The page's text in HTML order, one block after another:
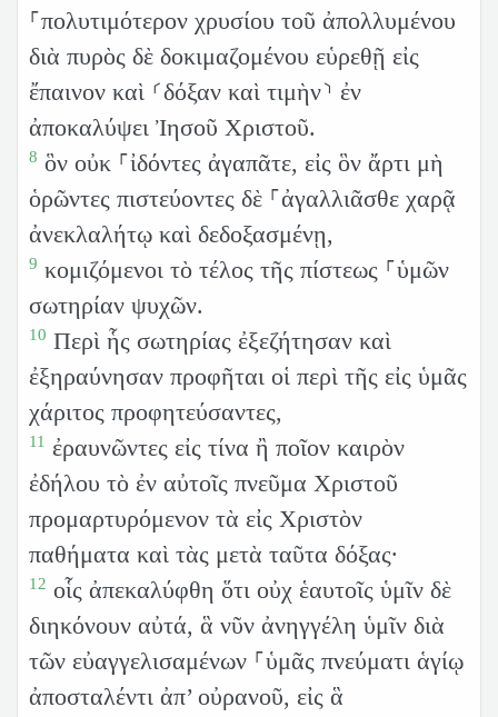
⸀πολυτιμότερον χρυσίου τοῦ ἀπολλυμένου
διὰ πυρὸς δὲ δοκιμαζομένου εὑρεθῇ εἰς
ἔπαινον καὶ ⸂δόξαν καὶ τιμὴν⸃ ἐν
ἀποκαλύψει Ἰησοῦ Χριστοῦ.
8 ὃν οὐκ ⸀ἰδόντες ἀγαπᾶτε, εἰς ὃν ἄρτι μὴ
ὁρῶντες πιστεύοντες δὲ ⸀ἀγαλλιᾶσθε χαρᾷ
ἀνεκλαλήτῳ καὶ δεδοξασμένῃ,
9 κομιζόμενοι τὸ τέλος τῆς πίστεως ⸀ὑμῶν
σωτηρίαν ψυχῶν.
10 Περὶ ἧς σωτηρίας ἐξεζήτησαν καὶ
ἐξηραύνησαν προφῆται οἱ περὶ τῆς εἰς ὑμᾶς
χάριτος προφητεύσαντες,
11 ἐραυνῶντες εἰς τίνα ἢ ποῖον καιρὸν
ἐδήλου τὸ ἐν αὐτοῖς πνεῦμα Χριστοῦ
προμαρτυρόμενον τὰ εἰς Χριστὸν
παθήματα καὶ τὰς μετὰ ταῦτα δόξας·
12 οἷς ἀπεκαλύφθη ὅτι οὐχ ἑαυτοῖς ὑμῖν δὲ
διηκόνουν αὐτά, ἃ νῦν ἀνηγγέλη ὑμῖν διὰ
τῶν εὐαγγελισαμένων ⸀ὑμᾶς πνεύματι ἁγίῳ
ἀποσταλέντι ἀπ’ οὐρανοῦ, εἰς ἃ